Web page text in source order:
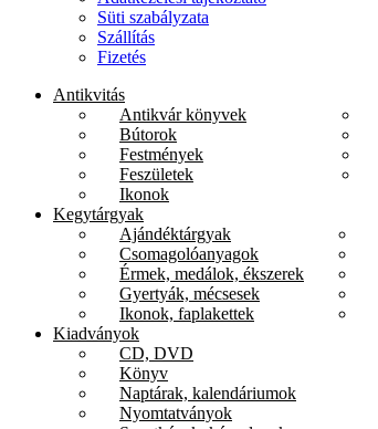
Süti szabályzata
Szállítás
Fizetés
Antikvitás
Antikvár könyvek
Bútorok
Festmények
Feszületek
Ikonok
Kegytárgyak
Ajándéktárgyak
Csomagolóanyagok
Érmek, medálok, ékszerek
Gyertyák, mécsesek
Ikonok, faplakettek
Kiadványok
CD, DVD
Könyv
Naptárak, kalendáriumok
Nyomtatványok